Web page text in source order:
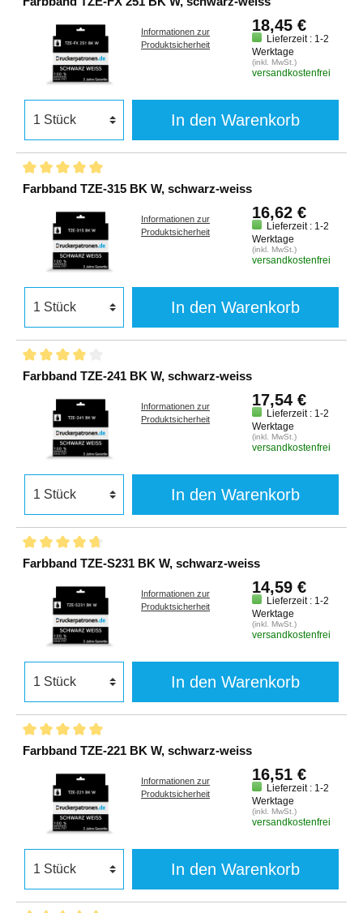
Informationen zur
Produktsicherheit
18,45 €
Lieferzeit : 1-2
Werktage
(inkl. MwSt.)
versandkostenfrei
In den Warenkorb
Farbband TZE-315 BK W, schwarz-weiss
Informationen zur
Produktsicherheit
16,62 €
Lieferzeit : 1-2
Werktage
(inkl. MwSt.)
versandkostenfrei
In den Warenkorb
Farbband TZE-241 BK W, schwarz-weiss
Informationen zur
Produktsicherheit
17,54 €
Lieferzeit : 1-2
Werktage
(inkl. MwSt.)
versandkostenfrei
In den Warenkorb
Farbband TZE-S231 BK W, schwarz-weiss
Informationen zur
Produktsicherheit
14,59 €
Lieferzeit : 1-2
Werktage
(inkl. MwSt.)
versandkostenfrei
In den Warenkorb
Farbband TZE-221 BK W, schwarz-weiss
Informationen zur
Produktsicherheit
16,51 €
Lieferzeit : 1-2
Werktage
(inkl. MwSt.)
versandkostenfrei
In den Warenkorb